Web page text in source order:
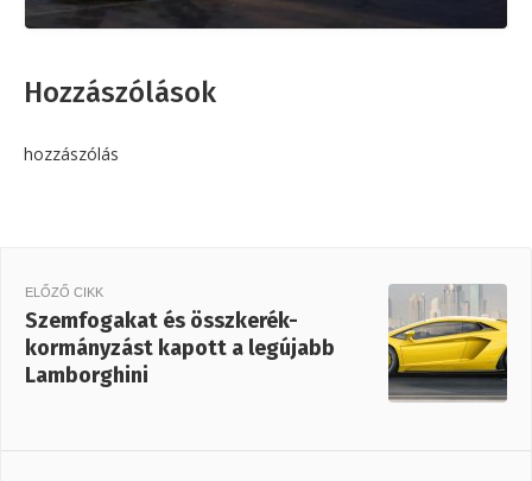
Hozzászólások
hozzászólás
ELŐZŐ CIKK
Szemfogakat és összkerék-
kormányzást kapott a legújabb
Lamborghini